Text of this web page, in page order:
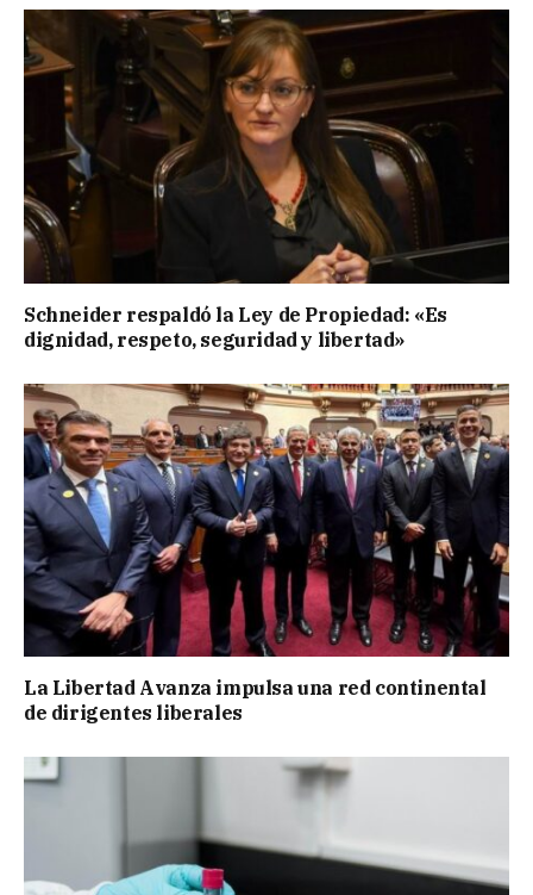
Schneider respaldó la Ley de Propiedad: «Es
dignidad, respeto, seguridad y libertad»
La Libertad Avanza impulsa una red continental
de dirigentes liberales